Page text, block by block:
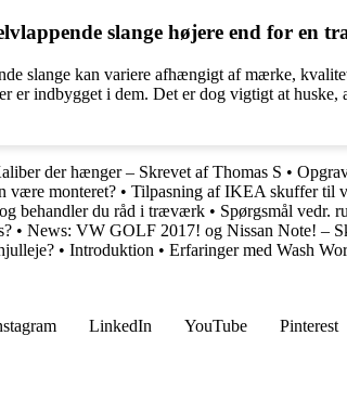
slange højere end for en
slange kan variere afhængigt af mærke,
er indbygget i dem. Det er dog vigtigt at
der hænger – Skrevet af Thomas S •
være monteret? • Tilpasning af IKEA skuffer til
behandler du råd i træværk • Spørgsmål vedr.
• News: VW GOLF 2017! og Nissan Note! –
• Introduktion • Erfaringer med Wash
LinkedIn YouTube Pinterest